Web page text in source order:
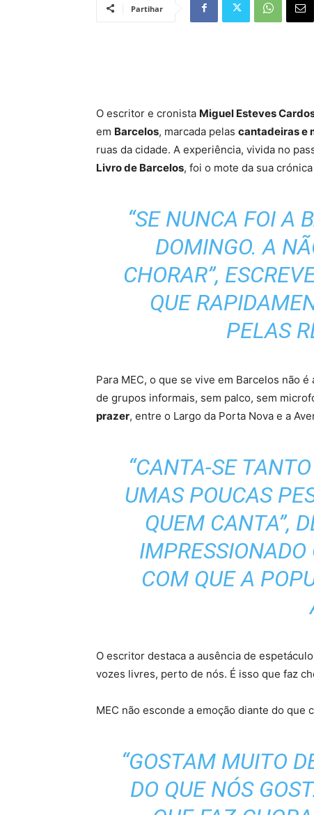
Partihar
O escritor e cronista Miguel Esteves
em Barcelos, marcada pelas cantadeiras e
ruas da cidade. A experiência, vivida no
Livro de Barcelos, foi o mote da sua
“SE NUNCA FOI A
DOMINGO. A
CHORAR”,
QUE
PELAS
Para MEC, o que se vive em Barcelos não é
de grupos informais, sem palco, sem
prazer, entre o Largo da Porta Nova e a
“CANTA-SE
UMAS POUCAS
QUEM CANTA”,
COM QUE A
O escritor destaca a ausência de
vozes livres, perto de nós. É isso que faz
MEC não esconde a emoção diante do
“GOSTAM MUITO
DO QUE NÓS